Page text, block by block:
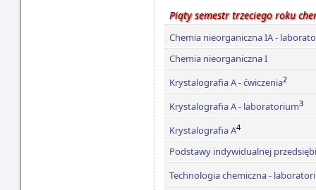
Piąty semestr trzeciego roku
Chemia nieorganiczna IA -
Chemia nieorganiczna I
Krystalografia A - ćwiczenia2
Krystalografia A - laboratorium3
Krystalografia A4
Podstawy indywidualnej
Technologia chemiczna -